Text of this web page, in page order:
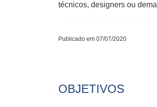
técnicos, designers ou
Publicado em 07/07/2020
OBJETIVOS